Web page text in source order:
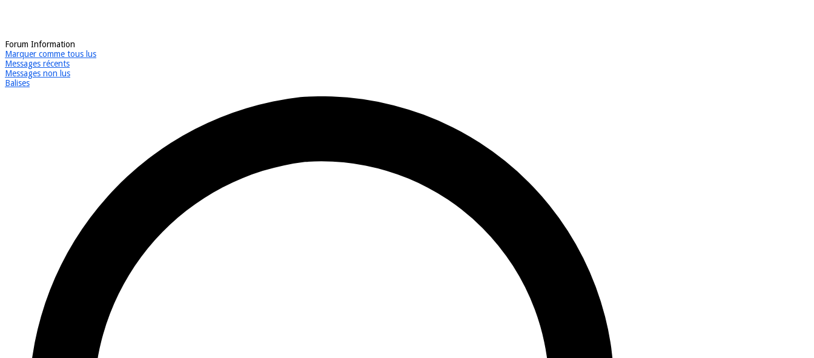
Forum Information
Marquer comme tous lus
Messages récents
Messages non lus
Balises